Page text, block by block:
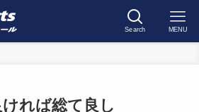
Search MENU
れば総て良し